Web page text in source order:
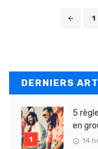
1
DERNIERS
5
en
14